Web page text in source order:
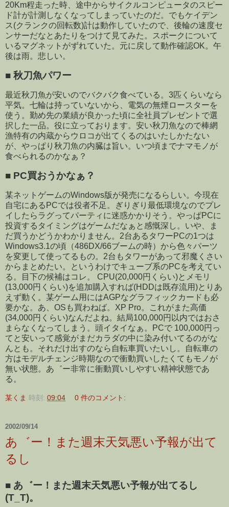
20Km程走った時、途中からサイクルコンピュータのスピー
ド計が計測しなくなってしまっていたのだ。でもケイデン
ス(クランクの回転数)計は動作していたので、後輪の速度セ
ンサーだなとあたりをつけて見てみた。スポークについて
いるマグネットがずれていた。元に戻して動作確認OK。午
後は雨。悲しい。
■ 秋刀魚パワー
最近秋刀魚が安いのでバクバク食べている。3匹くらいなら
平気。七輪は持っていないから、電気の無煙ロースターを
使う。勤め先の業績が良かった頃に全社員プレゼントで選
択した一品。役に立っております。安い秋刀魚なので棒網
漁特有の内蔵からウロコが出てくるのはいたしかたない
が、やっぱり秋刀魚の内臓は旨い。いつ頃までナマモノが
食べられるのかなぁ？
■ PC買おうかなぁ？
某ネットゲームのWindows版が発売になるらしい。今現在
自宅にあるPCでは役者不足。ぎりぎり最低環境なのでプレ
イしたらラグってパーティに迷惑かかりそう。やっぱPCに
投資するタイミングはゲームだなぁと感慨深し。いや、ま
だ買うかどうかわかりません。2台あるタワーPCの1つは
Windows3.1の頃（486DX/66ブームの時）から色々パーツ
を変更して使ってるもの。2台もタワーがあって邪魔くさい
からまとめたい。というわけでキューブ系のPCを考えてい
る。目下の候補はコレ。 CPU(20,000円くらい)とメモリ
(13,000円くらい)を追加購入すれば(HDDは既存流用)とりあ
えず動く。某ゲーム用にはAGPなグラフィックカードも必
要かな。あ、OSも買わねば。XP Pro。これがまた高価
(34,000円くらい)なんだよね。結局100,000円以内ではおさ
まらなくなってしまう。頭イタイなぁ。PCで 100,000円っ
てと安いって感覚がまだカラダの中に染み付いてるのがな
んとも。それだけ出すのなら自転車買いたいし。自転車の
方はモデルチェンジ時期なので衝動買いしたくてもモノが
無い状態。あ゛ー非常に衝動買いしやすい精神状態であ
る。
某くま 時刻: 09:04 0 件のコメント:
2002/09/14
あ゛ー！また週末天気悪い予報が出て
るし
■ あ゛ー！また週末天気悪い予報が出てるし
(T_T)。